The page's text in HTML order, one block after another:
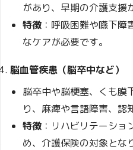
があり、早期の介護支援
特徴：呼吸困難や嚥下障
なケアが必要です。
脳血管疾患（脳卒中など）
脳卒中や脳梗塞、くも膜
り、麻痺や言語障害、認
特徴：リハビリテーショ
め、介護保険の対象とな